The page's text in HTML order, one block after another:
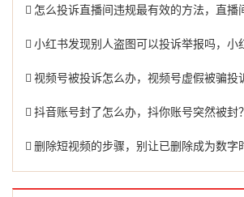
怎么投诉直播间违规最有效的方法，直播间违规维权难？教你几
小红书发现别人盗图可以投诉举报吗，小红书窃取信息是否违法？
视频号被投诉怎么办，视频号虚假被骗投诉无效的
抖音账号封了怎么办，抖你账号突然被封？别慌，这
删除短视频的步骤，别让已删除成为数字